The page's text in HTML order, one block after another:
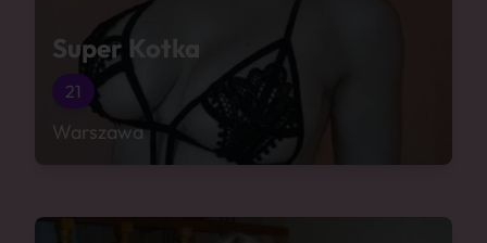
Super Kotka
21
Warszawa